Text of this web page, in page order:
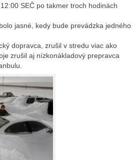
SEČ po takmer troch hodinách
jasné, kedy bude prevádzka jedného
dopravca, zrušil v stredu viac ako
zrušil aj nízkonákladový prepravca